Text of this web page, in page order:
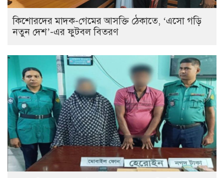
কিশোরদের মাদক-গেমের আসক্তি ঠেকাতে, ‘এসো গড়ি
নতুন দেশ’-এর ফুটবল বিতরণ